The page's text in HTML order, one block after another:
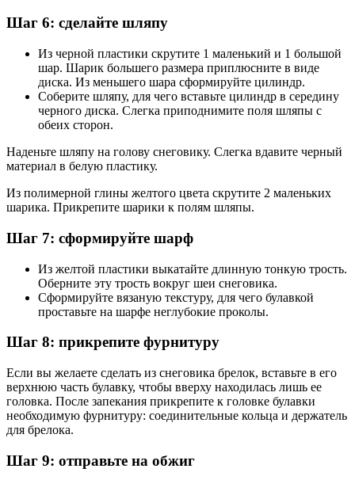
Шаг 6: сделайте шляпу
Из черной пластики скрутите 1 маленький и 1 большой
шар. Шарик большего размера приплюсните в виде
диска. Из меньшего шара сформируйте цилиндр.
Соберите шляпу, для чего вставьте цилиндр в середину
черного диска. Слегка приподнимите поля шляпы с
обеих сторон.
Наденьте шляпу на голову снеговику. Слегка вдавите черный
материал в белую пластику.
Из полимерной глины желтого цвета скрутите 2 маленьких
шарика. Прикрепите шарики к полям шляпы.
Шаг 7: сформируйте шарф
Из желтой пластики выкатайте длинную тонкую трость.
Оберните эту трость вокруг шеи снеговика.
Сформируйте вязаную текстуру, для чего булавкой
проставьте на шарфе неглубокие проколы.
Шаг 8: прикрепите фурнитуру
Если вы желаете сделать из снеговика брелок, вставьте в его
верхнюю часть булавку, чтобы вверху находилась лишь ее
головка. После запекания прикрепите к головке булавки
необходимую фурнитуру: соединительные кольца и держатель
для брелока.
Шаг 9: отправьте на обжиг